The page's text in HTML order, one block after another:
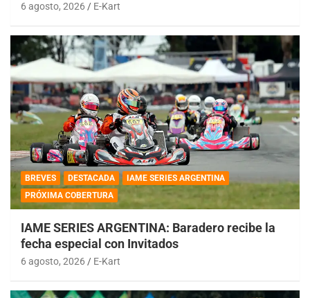
6 agosto, 2026 E-Kart
BREVES DESTACADA
IAME SERIES ARGENTINA
PRÓXIMA COBERTURA
IAME SERIES ARGENTINA: Baradero recibe la
fecha especial con Invitados
6 agosto, 2026 E-Kart